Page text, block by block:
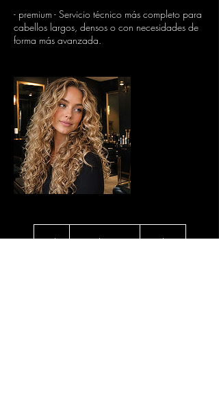
- premium - Servicio técnico más completo para
cabellos largos, densos o con necesidades de
forma más avanzada.
2 h2
Desde 95 € Salon